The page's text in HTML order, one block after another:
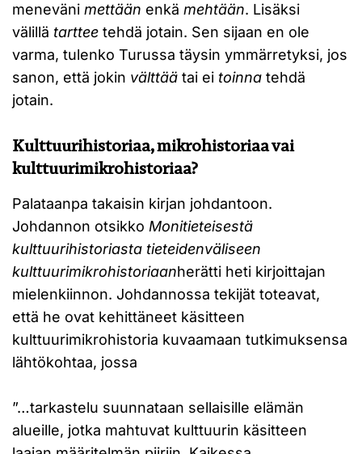
meneväni mettään enkä mehtään. Lisäksi
välillä tarttee tehdä jotain. Sen sijaan en ole
varma, tulenko Turussa täysin ymmärretyksi, jos
sanon, että jokin välttää tai ei toinna tehdä
jotain.
Kulttuurihistoriaa, mikrohistoriaa vai
kulttuurimikrohistoriaa?
Palataanpa takaisin kirjan johdantoon.
Johdannon otsikko Monitieteisestä
kulttuurihistoriasta tieteidenväliseen
kulttuurimikrohistoriaanherätti heti kirjoittajan
mielenkiinnon. Johdannossa tekijät toteavat,
että he ovat kehittäneet käsitteen
kulttuurimikrohistoria kuvaamaan tutkimuksensa
lähtökohtaa, jossa
”…tarkastelu suunnataan sellaisille elämän
alueille, jotka mahtuvat kulttuurin käsitteen